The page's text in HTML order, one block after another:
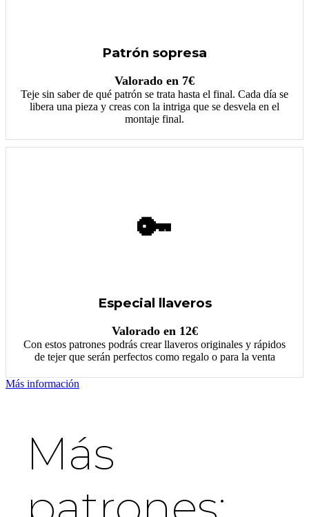
Patrón sopresa
Valorado en 7€
Teje sin saber de qué patrón se trata hasta el final. Cada día se
libera una pieza y creas con la intriga que se desvela en el
montaje final.
🔑
Especial llaveros
Valorado en 12€
Con estos patrones podrás crear llaveros originales y rápidos
de tejer que serán perfectos como regalo o para la venta
Más información
Más